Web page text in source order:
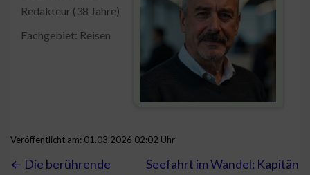
Redakteur (38 Jahre)
Fachgebiet: Reisen
Veröffentlicht am: 01.03.2026 02:02 Uhr
← Die berührende
Seefahrt im Wandel: Kapitän